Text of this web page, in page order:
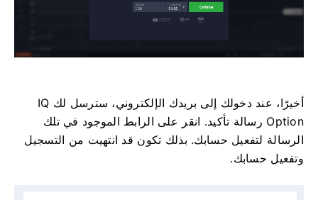
أخيرًا، عند دخولك إلى بريدك الإلكتروني، سترسل لك IQ
Option رسالة تأكيد. انقر على الرابط الموجود في تلك
الرسالة لتفعيل حسابك. بذلك تكون قد انتهيت من التسجيل
وتفعيل حسابك.